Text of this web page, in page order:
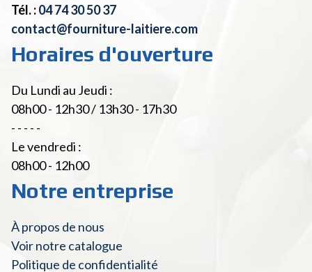
Tél. :04 74 30 50 37
contact@fourniture-laitiere.com
Horaires d'ouverture
Du Lundi au Jeudi :
08h00 - 12h30 / 13h30 - 17h30
- - - - -
Le vendredi :
08h00 - 12h00
Notre entreprise
À propos de nous
Voir notre catalogue
Politique de confidentialité